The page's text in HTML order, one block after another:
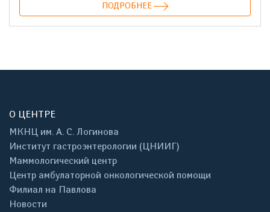
ПОДРОБНЕЕ
О ЦЕНТРЕ
МКНЦ им. А. С. Логинова
Институт гастроэнтерологии (ЦНИИГ)
Маммологический центр
Центр амбулаторной онкологической помощи
Филиал на Павлова
Новости